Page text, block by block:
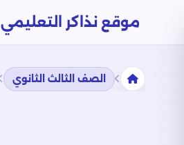
موقع نذاكر التعليمي
الصف الثالث الثانوي